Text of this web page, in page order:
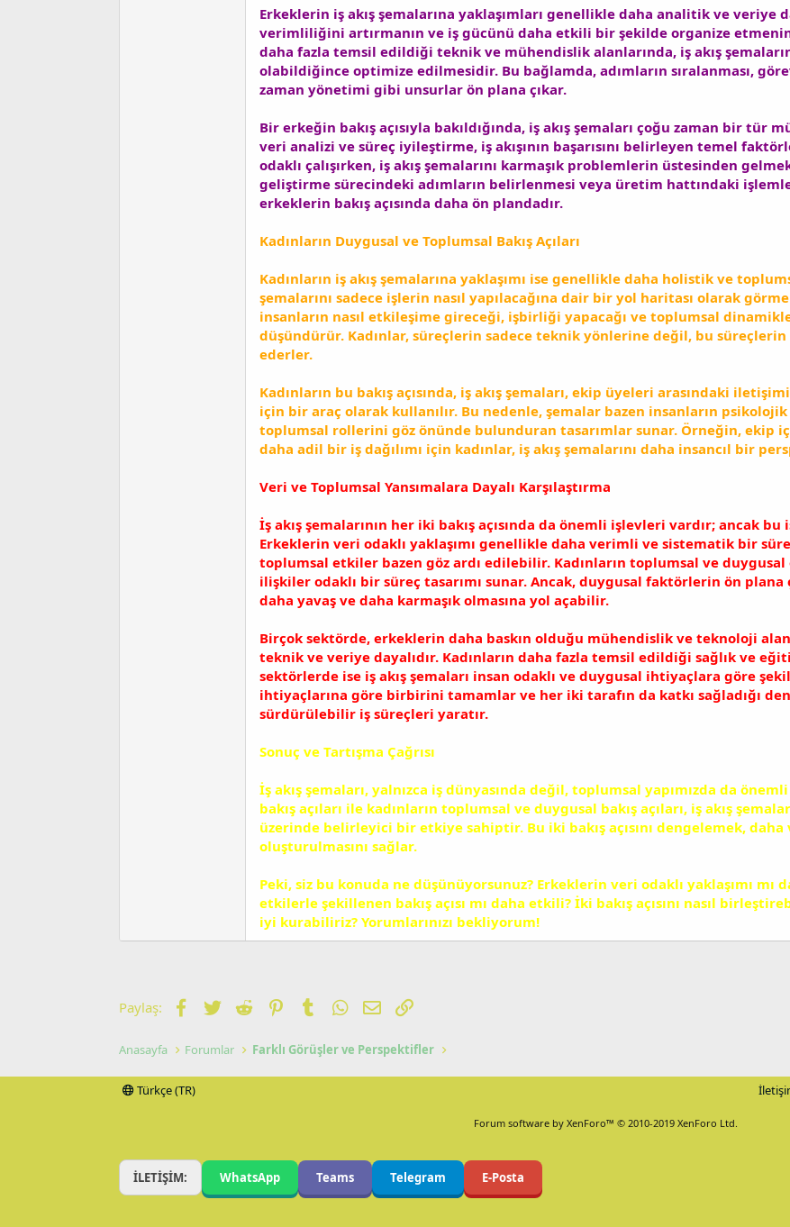
Erkeklerin iş akış şemalarına yaklaşımları genellikle daha analitik ve veriye
verimliliğini artırmanın ve iş gücünü daha etkili bir şekilde organize etmenin
daha fazla temsil edildiği teknik ve mühendislik alanlarında, iş akış
olabildiğince optimize edilmesidir. Bu bağlamda, adımların sıralanması,
zaman yönetimi gibi unsurlar ön plana çıkar.
Bir erkeğin bakış açısıyla bakıldığında, iş akış şemaları çoğu zaman bir
veri analizi ve süreç iyileştirme, iş akışının başarısını belirleyen temel
odaklı çalışırken, iş akış şemalarını karmaşık problemlerin üstesinden
geliştirme sürecindeki adımların belirlenmesi veya üretim hattındaki
erkeklerin bakış açısında daha ön plandadır.
Kadınların Duygusal ve Toplumsal Bakış Açıları
Kadınların iş akış şemalarına yaklaşımı ise genellikle daha holistik ve
şemalarını sadece işlerin nasıl yapılacağına dair bir yol haritası olarak
insanların nasıl etkileşime gireceği, işbirliği yapacağı ve toplumsal
düşündürür. Kadınlar, süreçlerin sadece teknik yönlerine değil, bu
ederler.
Kadınların bu bakış açısında, iş akış şemaları, ekip üyeleri arasındaki
için bir araç olarak kullanılır. Bu nedenle, şemalar bazen insanların
toplumsal rollerini göz önünde bulunduran tasarımlar sunar. Örneğin, ekip
daha adil bir iş dağılımı için kadınlar, iş akış şemalarını daha insancıl bir
Veri ve Toplumsal Yansımalara Dayalı Karşılaştırma
İş akış şemalarının her iki bakış açısında da önemli işlevleri vardır; ancak
Erkeklerin veri odaklı yaklaşımı genellikle daha verimli ve sistematik bir
toplumsal etkiler bazen göz ardı edilebilir. Kadınların toplumsal ve duygusal
ilişkiler odaklı bir süreç tasarımı sunar. Ancak, duygusal faktörlerin ön plana
daha yavaş ve daha karmaşık olmasına yol açabilir.
Birçok sektörde, erkeklerin daha baskın olduğu mühendislik ve teknoloji
teknik ve veriye dayalıdır. Kadınların daha fazla temsil edildiği sağlık ve
sektörlerde ise iş akış şemaları insan odaklı ve duygusal ihtiyaçlara göre
ihtiyaçlarına göre birbirini tamamlar ve her iki tarafın da katkı sağladığı
sürdürülebilir iş süreçleri yaratır.
Sonuç ve Tartışma Çağrısı
İş akış şemaları, yalnızca iş dünyasında değil, toplumsal yapımızda da
bakış açıları ile kadınların toplumsal ve duygusal bakış açıları, iş akış
üzerinde belirleyici bir etkiye sahiptir. Bu iki bakış açısını dengelemek,
oluşturulmasını sağlar.
Peki, siz bu konuda ne düşünüyorsunuz? Erkeklerin veri odaklı yaklaşımı mı
etkilerle şekillenen bakış açısı mı daha etkili? İki bakış açısını nasıl
iyi kurabiliriz? Yorumlarınızı bekliyorum!
Paylaş: Facebook
TwitterReddit PinterestTumblrWhatsApp
E-postaLink
Anasayfa Forumlar Farklı Görüşler ve Perspektifler
Türkçe (TR)
Forum software by XenForo™ © 2010-2019 XenForo Ltd.
İLETİŞİM: WhatsApp Teams Telegram E-Posta